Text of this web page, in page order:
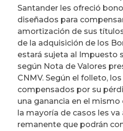
Santander les ofreció
diseñados para
amortización de sus
de la adquisición de los
estará sujeta al Impuesto
según Nota de Valores
CNMV. Según el folleto,
compensados por su
una ganancia en el mismo
la mayoría de casos les va
remanente que podrán